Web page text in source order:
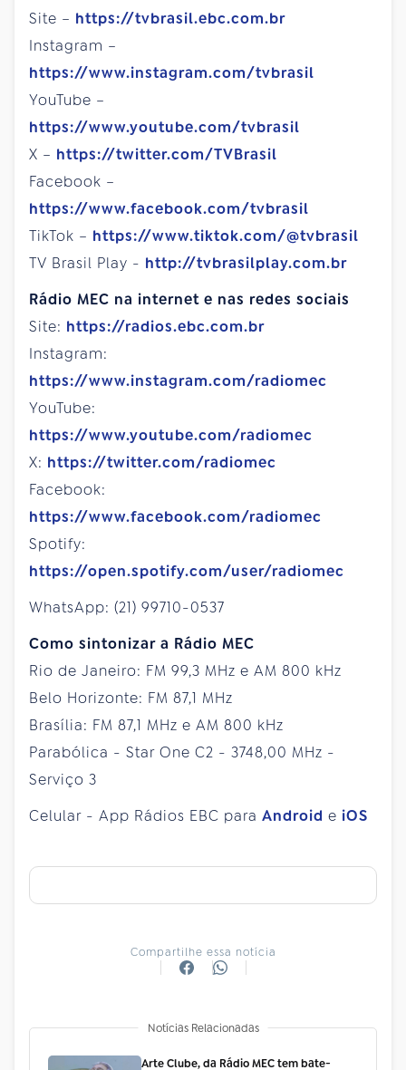
Site – https://tvbrasil.ebc.com.br
Instagram –
https://www.instagram.com/tvbrasil
YouTube –
https://www.youtube.com/tvbrasil
X – https://twitter.com/TVBrasil
Facebook –
https://www.facebook.com/tvbrasil
TikTok – https://www.tiktok.com/@tvbrasil
TV Brasil Play - http://tvbrasilplay.com.br
Rádio MEC na internet e nas redes sociais
Site: https://radios.ebc.com.br
Instagram:
https://www.instagram.com/radiomec
YouTube:
https://www.youtube.com/radiomec
X: https://twitter.com/radiomec
Facebook:
https://www.facebook.com/radiomec
Spotify:
https://open.spotify.com/user/radiomec
WhatsApp: (21) 99710-0537
Como sintonizar a Rádio MEC
Rio de Janeiro: FM 99,3 MHz e AM 800 kHz
Belo Horizonte: FM 87,1 MHz
Brasília: FM 87,1 MHz e AM 800 kHz
Parabólica - Star One C2 - 3748,00 MHz -
Serviço 3
Celular - App Rádios EBC para Android e iOS
Compartilhe essa notícia
Notícias Relacionadas
Arte Clube, da Rádio MEC tem bate-